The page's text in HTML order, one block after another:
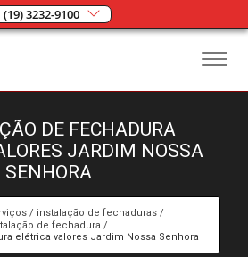
(19) 3232-9100
DE FECHADURA
JARDIM NOSSA
SENHORA
instalação de fechaduras
de fechadura
elétrica valores Jardim Nossa Senhora